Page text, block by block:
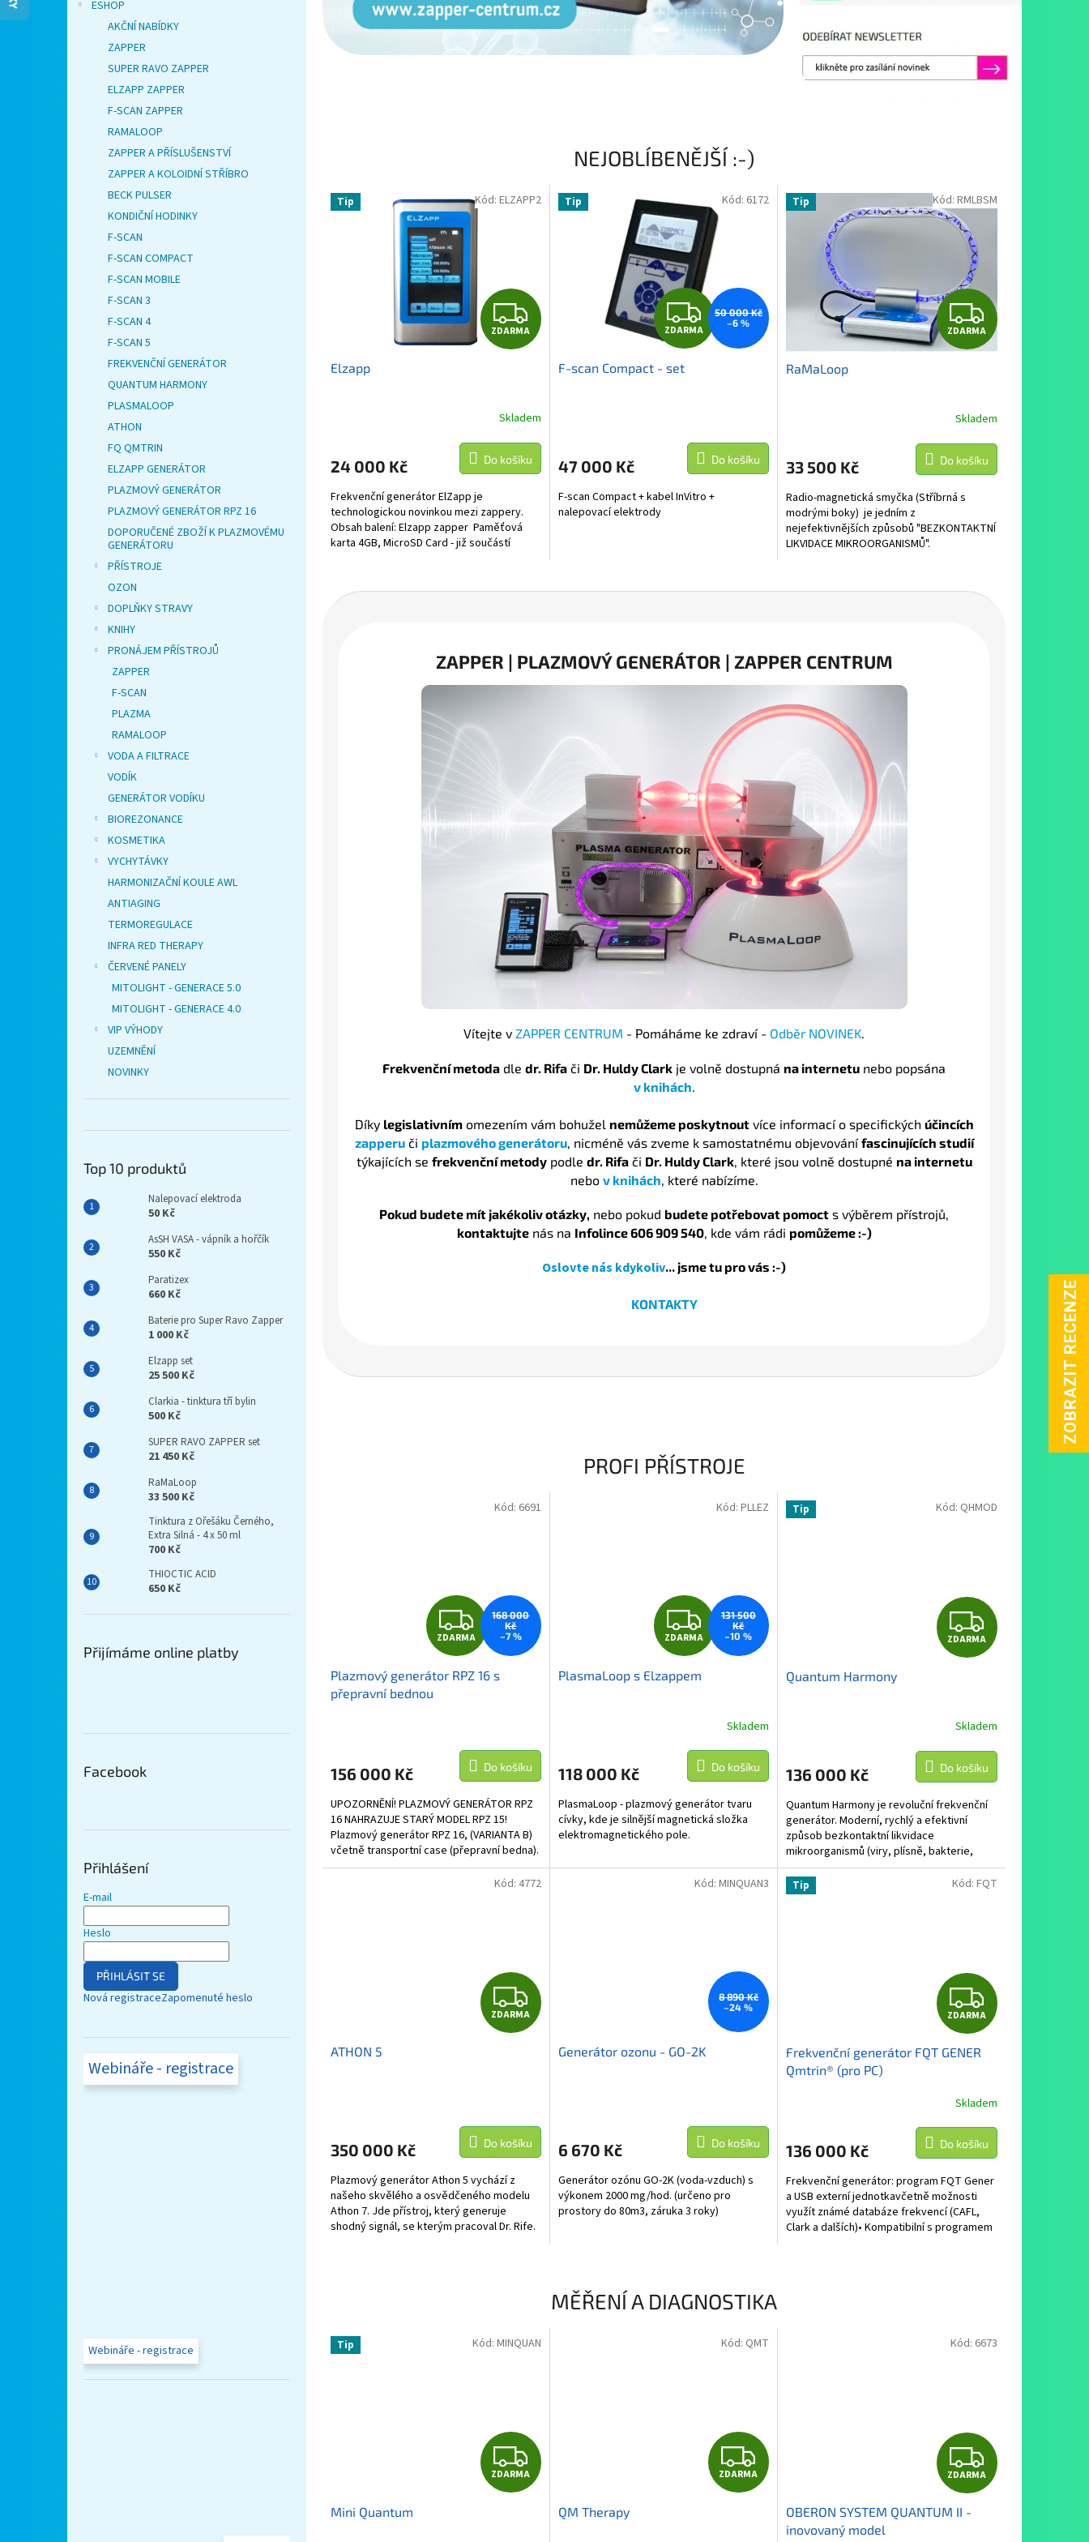
ESHOP
AKČNÍ NABÍDKY
ZAPPER
SUPER RAVO ZAPPER
ELZAPP ZAPPER
F-SCAN ZAPPER
RAMALOOP
ZAPPER A PŘÍSLUŠENSTVÍ
ZAPPER A KOLOIDNÍ STŘÍBRO
BECK PULSER
KONDIČNÍ HODINKY
F-SCAN
F-SCAN COMPACT
F-SCAN MOBILE
F-SCAN 3
F-SCAN 4
F-SCAN 5
FREKVENČNÍ GENERÁTOR
QUANTUM HARMONY
PLASMALOOP
ATHON
FQ QMTRIN
ELZAPP GENERÁTOR
PLAZMOVÝ GENERÁTOR
PLAZMOVÝ GENERÁTOR RPZ 16
DOPORUČENÉ ZBOŽÍ K PLAZMOVÉMU
GENERÁTORU
PŘÍSTROJE
OZON
DOPLŇKY STRAVY
KNIHY
PRONÁJEM PŘÍSTROJŮ
ZAPPER
F-SCAN
PLAZMA
RAMALOOP
VODA A FILTRACE
VODÍK
GENERÁTOR VODÍKU
BIOREZONANCE
KOSMETIKA
VYCHYTÁVKY
HARMONIZAČNÍ KOULE AWL
ANTIAGING
TERMOREGULACE
INFRA RED THERAPY
ČERVENÉ PANELY
MITOLIGHT - GENERACE 5.0
MITOLIGHT - GENERACE 4.0
VIP VÝHODY
UZEMNĚNÍ
NOVINKY
Top 10 produktů
Nalepovací elektroda
50 Kč
AsSH VASA - vápník a hořčík
550 Kč
Paratizex
660 Kč
Baterie pro Super Ravo Zapper
1 000 Kč
Elzapp set
25 500 Kč
Clarkia - tinktura tří bylin
500 Kč
SUPER RAVO ZAPPER set
21 450 Kč
RaMaLoop
33 500 Kč
Tinktura z Ořešáku Černého,
Extra Silná - 4 x 50 ml
700 Kč
THIOCTIC ACID
650 Kč
Přijímáme online platby
Facebook
Přihlášení
E-mail
Heslo
PŘIHLÁSIT SE
Nová registraceZapomenuté heslo
Webináře - registrace
Webináře - registrace
NEJOBLÍBENĚJŠÍ :-)
Tip
Z
D
R
M
A
ZDARMA
Elzapp
Skladem
24 000 Kč Do košíku
Frekvenční generátor ElZapp je
technologickou novinkou mezi zappery.
Obsah balení: Elzapp zapper Paměťová
karta 4GB, MicroSD Card - již součástí
Kód: ELZAPP2 Tip
Z
D
M
A
ZDARMA
50 000 Kč
–6 %
F-scan Compact - set
47 000 Kč Do košíku
F-scan Compact + kabel InVitro +
nalepovací elektrody
Kód: 6172 Tip
Z
D
R
M
A
ZDARMA
RaMaLoop
Skladem
33 500 Kč Do košíku
Radio-magnetická smyčka (Stříbrná s
modrými boky) je jedním z
nejefektivnějších způsobů "BEZKONTAKTNÍ
LIKVIDACE MIKROORGANISMŮ".
Kód: RMLBSM
ZAPPER | PLAZMOVÝ GENERÁTOR | ZAPPER CENTRUM
Vítejte v ZAPPER CENTRUM - Pomáháme ke zdraví - Odběr NOVINEK
Frekvenční metoda dle dr. Rifa či Dr. Huldy Clark je volně dostupná na internetu nebo popsána
v knihách
Díky legislativnímomezením vám bohužel nemůžeme poskytnoutvíce informací o specifických účincích
zapperuči plazmového generátoru, nicméně vás zveme k samostatnému objevovánífascinujících studií
týkajících se frekvenční metodypodle dr. Rifači Dr. Huldy Clark, které jsou volně dostupné na internetu
nebo v knihách , které nabízíme.
Pokud budete mít jakékoliv otázky, nebo pokud budete potřebovat pomoct s výběrem přístrojů,
kontaktujtenás na Infolince 606 909 540, kde vám rádi pomůžeme :-)
Oslovte nás kdykoliv... jsme tu pro vás :-)
KONTAKTY
PROFI PŘÍSTROJE
Z
D
A
M
A
ZDARMA
168 000
Kč
–7 %
Plazmový generátor RPZ 16 s
přepravní bednou
156 000 Kč Do košíku
UPOZORNĚNÍ! PLAZMOVÝ GENERÁTOR RPZ
16 NAHRAZUJE STARÝ MODEL RPZ 15!
Plazmový generátor RPZ 16, (VARIANTA B)
včetně transportní case (přepravní bedna).
V ceně je zahrnuta...
Kód: 6691
Z
D
A
M
A
ZDARMA
131 500
Kč
–10 %
PlasmaLoop s Elzappem
Skladem
118 000 Kč Do košíku
PlasmaLoop - plazmový generátor tvaru
cívky, kde je silnější magnetická složka
elektromagnetického pole.
Kód: PLLEZ Tip
Z
D
R
M
A
ZDARMA
Quantum Harmony
Skladem
136 000 Kč Do košíku
Quantum Harmony je revoluční frekvenční
generátor. Moderní, rychlý a efektivní
způsob bezkontaktní likvidace
mikroorganismů (viry, plísně, bakterie,
paraziti)
Kód: QHMOD
Z
D
M
A
ZDARMA
ATHON 5
350 000 Kč Do košíku
Plazmový generátor Athon 5 vychází z
našeho skvělého a osvědčeného modelu
Athon 7. Jde přístroj, který generuje
shodný signál, se kterým pracoval Dr. Rife.
Kód: 4772
8 890 Kč
–24 %
Generátor ozonu - GO-2K
6 670 Kč Do košíku
Generátor ozónu GO-2K (voda-vzduch) s
výkonem 2000 mg/hod. (určeno pro
prostory do 80m3, záruka 3 roky)
Kód: MINQUAN3 Tip
Z
D
R
M
A
ZDARMA
Frekvenční generátor FQT GENER
Qmtrin® (pro PC)
Skladem
136 000 Kč Do košíku
Frekvenční generátor: program FQT Gener
a USB externí jednotkavčetně možnosti
využít známé databáze frekvencí (CAFL,
Clark a dalších)• Kompatibilní s programem
Kód: FQT
MĚŘENÍ A DIAGNOSTIKA
Tip
Z
D
ZDARMA
Mini Quantum
Kód: MINQUAN
Z
D
ZDARMA
QM Therapy
Kód: QMT
Z
D
ZDARMA
OBERON SYSTEM QUANTUM II -
inovovaný model
Kód: 6673